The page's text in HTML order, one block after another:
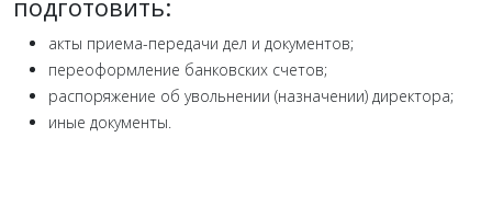
подготовить:
акты приема-передачи дел и документов;
переоформление банковских счетов;
распоряжение об увольнении (назначении) директора;
иные документы.